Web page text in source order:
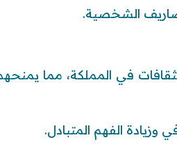
الشخصية.
في المملكة، مما
وزيادة الفهم المتبادل.